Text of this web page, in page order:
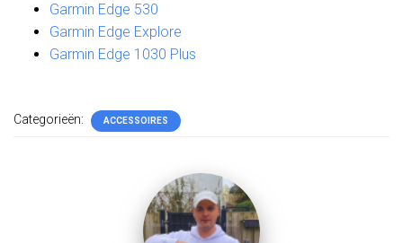
Garmin Edge 530
Garmin Edge Explore
Garmin Edge 1030 Plus
Categorieën: ACCESSOIRES